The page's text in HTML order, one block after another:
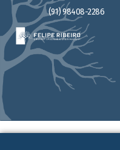
(91) 98408-2286